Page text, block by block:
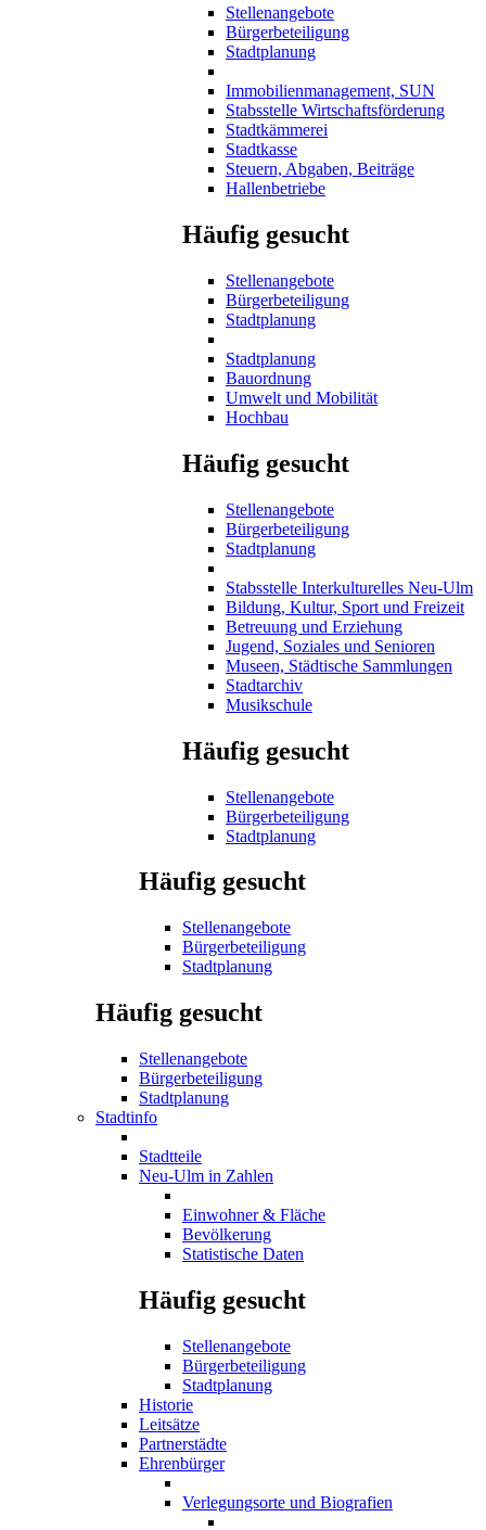
Stellenangebote
Bürgerbeteiligung
Stadtplanung
Immobilienmanagement, SUN
Stabsstelle Wirtschaftsförderung
Stadtkämmerei
Stadtkasse
Steuern, Abgaben, Beiträge
Hallenbetriebe
Häufig gesucht
Stellenangebote
Bürgerbeteiligung
Stadtplanung
Stadtplanung
Bauordnung
Umwelt und Mobilität
Hochbau
Häufig gesucht
Stellenangebote
Bürgerbeteiligung
Stadtplanung
Stabsstelle Interkulturelles Neu-Ulm
Bildung, Kultur, Sport und Freizeit
Betreuung und Erziehung
Jugend, Soziales und Senioren
Museen, Städtische Sammlungen
Stadtarchiv
Musikschule
Häufig gesucht
Stellenangebote
Bürgerbeteiligung
Stadtplanung
Häufig gesucht
Stellenangebote
Bürgerbeteiligung
Stadtplanung
Häufig gesucht
Stellenangebote
Bürgerbeteiligung
Stadtplanung
Stadtinfo
Stadtteile
Neu-Ulm in Zahlen
Einwohner & Fläche
Bevölkerung
Statistische Daten
Häufig gesucht
Stellenangebote
Bürgerbeteiligung
Stadtplanung
Historie
Leitsätze
Partnerstädte
Ehrenbürger
Verlegungsorte und Biografien